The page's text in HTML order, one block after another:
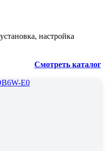
настройка
Смотреть каталог